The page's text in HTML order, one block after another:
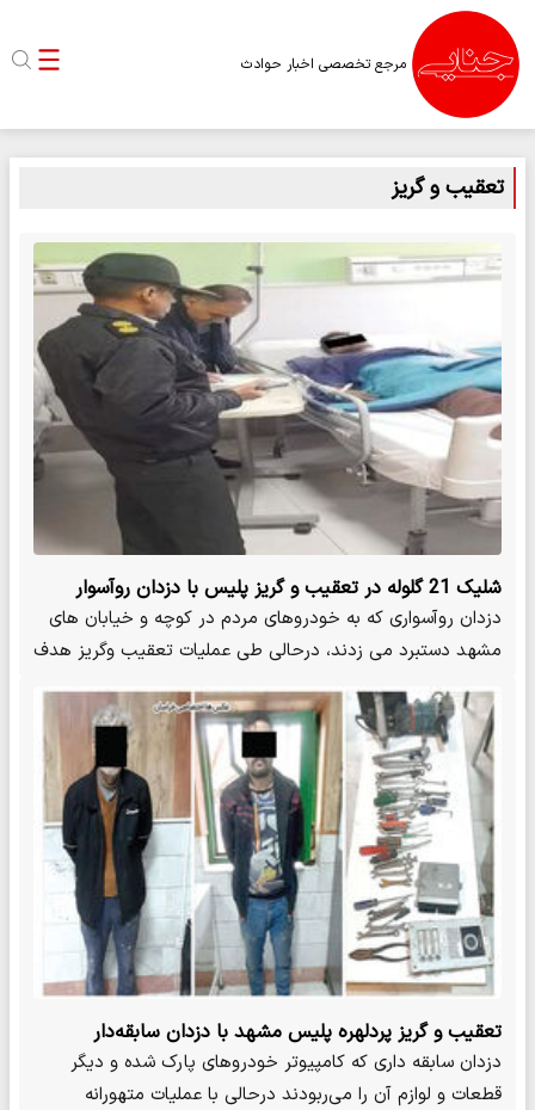
مرجع تخصصی اخبار حوادث
تعقیب و گریز
شلیک 21 گلوله در تعقیب و گریز پلیس با دزدان روآسوار
دزدان روآسواری که به خودروهای مردم در کوچه و خیابان های
مشهد دستبرد می زدند، درحالی طی عملیات تعقیب وگریز هدف
شلیک…
تعقیب و گریز پردلهره پلیس مشهد با دزدان سابقه‌دار
دزدان سابقه داری که کامپیوتر خودروهای پارک شده و دیگر
قطعات و لوازم آن را می‌ربودند درحالی با عملیات متهورانه